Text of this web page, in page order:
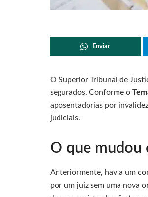
Enviar
O Superior Tribunal de
segurados. Conforme o
aposentadorias por
judiciais.
O que mudou
Anteriormente, havia um
por um juiz sem uma nova